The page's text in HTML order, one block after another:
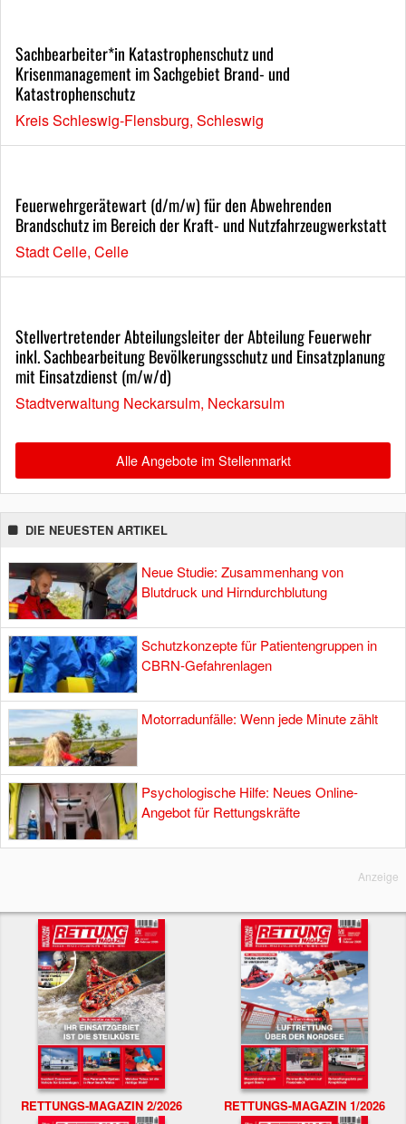
Sachbearbeiter*in Katastrophenschutz und
Krisenmanagement im Sachgebiet Brand- und
Katastrophenschutz
Kreis Schleswig-Flensburg, Schleswig
Feuerwehrgerätewart (d/m/w) für den Abwehrenden
Brandschutz im Bereich der Kraft- und Nutzfahrzeugwerkstatt
Stadt Celle, Celle
Stellvertretender Abteilungsleiter der Abteilung Feuerwehr
inkl. Sachbearbeitung Bevölkerungsschutz und Einsatzplanung
mit Einsatzdienst (m/w/d)
Stadtverwaltung Neckarsulm, Neckarsulm
Alle Angebote im Stellenmarkt
DIE NEUESTEN ARTIKEL
Neue Studie: Zusammenhang von
Blutdruck und Hirndurchblutung
Schutzkonzepte für Patientengruppen in
CBRN-Gefahrenlagen
Motorradunfälle: Wenn jede Minute zählt
Psychologische Hilfe: Neues Online-
Angebot für Rettungskräfte
Anzeige
RETTUNGS-MAGAZIN 2/2026 RETTUNGS-MAGAZIN 1/2026